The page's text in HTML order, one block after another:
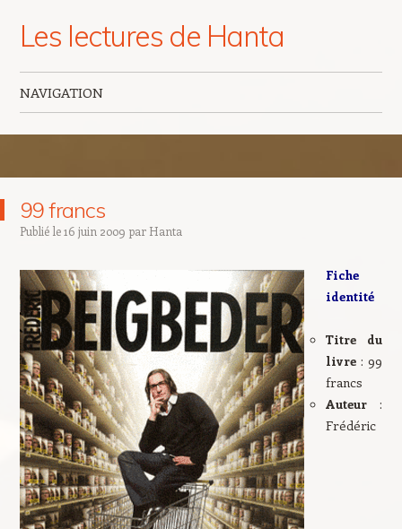
Les lectures de Hanta
NAVIGATION
99 francs
Publié le16 juin 2009 par Hanta
Fiche
identité
Titre du
livre : 99
francs
Auteur:
Frédéric